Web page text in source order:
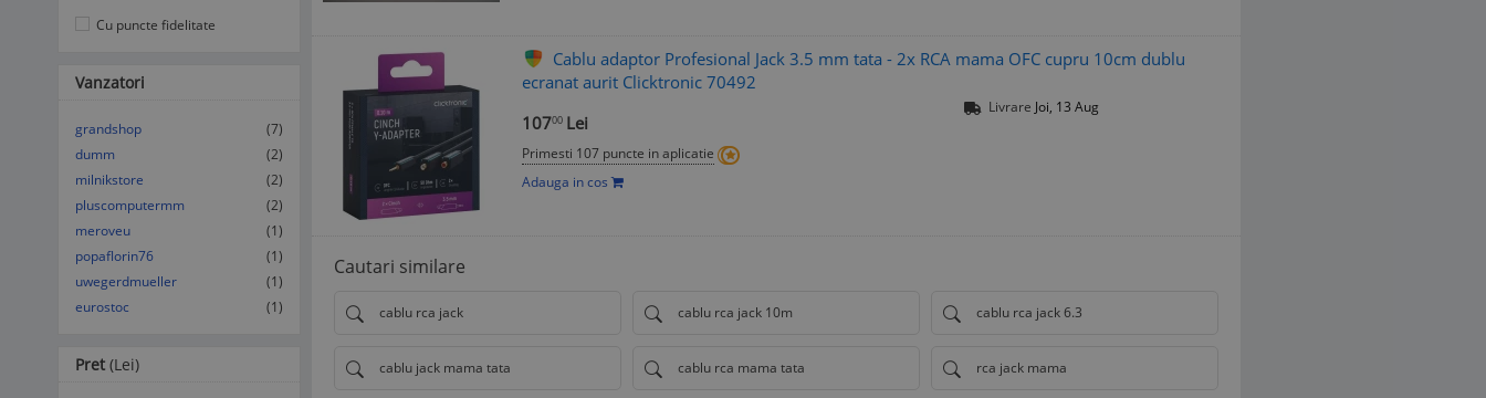
Cablu adaptor Profesional Jack 3.5 mm tata - 2x RCA mama OFC cupru 10cm dublu
ecranat aurit Clicktronic 70492
10700 Lei
Primesti 107 puncte in aplicatie
Adauga in cos
Livrare Joi, 13 Aug
Cautari similare
cablu rca jack cablu rca jack 10m cablu rca jack 6.3
cablu jack mama tata cablu rca mama tata rca jack mama
Cu puncte fidelitate
Vanzatori
grandshop
(7)
dumm
(2)
milnikstore
(2)
pluscomputermm
(2)
meroveu
(1)
popaflorin76
(1)
uwegerdmueller
(1)
eurostoc
(1)
Pret (Lei)